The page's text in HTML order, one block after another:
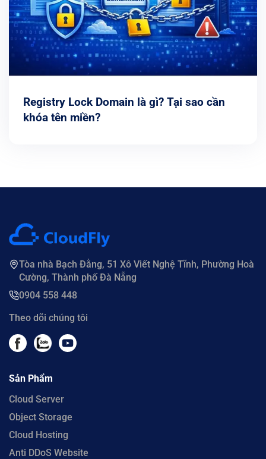
Registry Lock Domain là gì? Tại sao cần
khóa tên miền?
Tòa nhà Bạch Đằng, 51 Xô Viết Nghệ Tĩnh, Phường Hoà
Cường, Thành phố Đà Nẵng
0904 558 448
Theo dõi chúng tôi
Sản Phẩm
Cloud Server
Object Storage
Cloud Hosting
Anti DDoS Website